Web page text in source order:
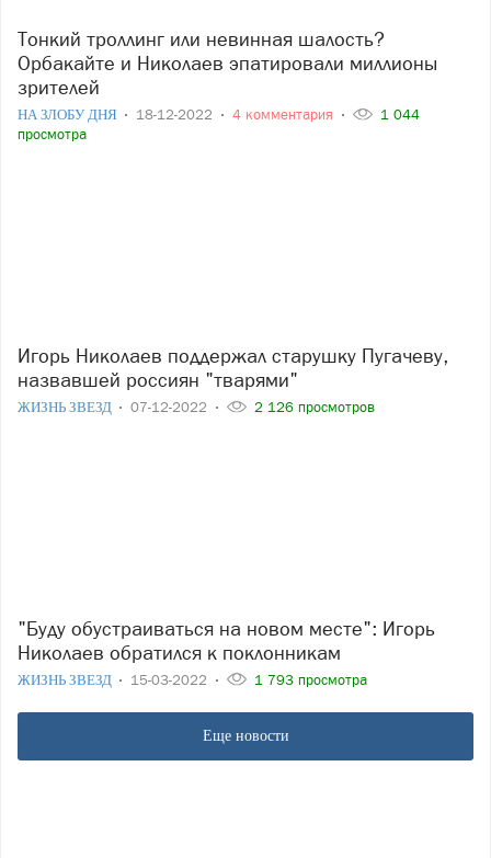
Тонкий троллинг или невинная шалость?
Орбакайте и Николаев эпатировали миллионы
зрителей
НА ЗЛОБУ ДНЯ 18-12-2022 4 комментария
1 044
просмотра
Игорь Николаев поддержал старушку Пугачеву,
назвавшей россиян "тварями"
ЖИЗНЬ ЗВЕЗД 07-12-2022 2 126 просмотров
"Буду обустраиваться на новом месте": Игорь
Николаев обратился к поклонникам
ЖИЗНЬ ЗВЕЗД 15-03-2022 1 793 просмотра
Еще новости